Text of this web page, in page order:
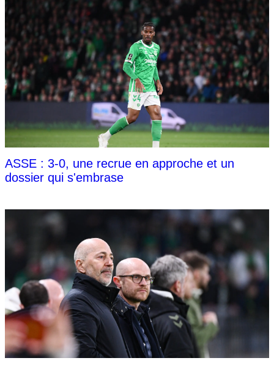
ASSE : 3-0, une recrue en approche et un
dossier qui s'embrase